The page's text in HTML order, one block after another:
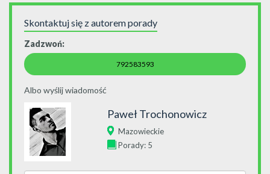
Skontaktuj się z autorem porady
Zadzwoń:
792583593
Albo wyślij wiadomość
Paweł Trochonowicz
Mazowieckie
Porady: 5